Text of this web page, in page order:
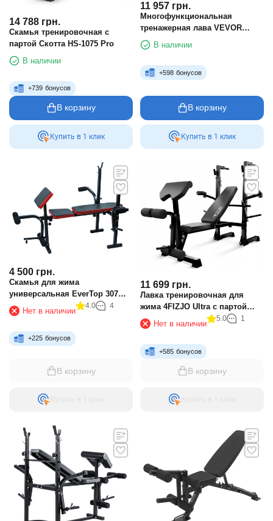
14 788 грн.
Скамья тренировочная с
партой Скотта HS-1075 Pro
В наличии
+739 бонусов
В корзину
Купить в 1 клик
11 957 грн.
Многофункциональная
тренажерная лава VEVOR
SJ602
В наличии
+598 бонусов
В корзину
Купить в 1 клик
4 500 грн.
Скамья для жима
универсальная EverTop 307
7Fit
Нет в наличии
4.0 4
+225 бонусов
В корзину
Купить в 1 клик
11 699 грн.
Лавка тренировочная для
жима 4FIZJO Ultra с партой
Скотта Black
Нет в наличии
5.0 1
+585 бонусов
В корзину
Купить в 1 клик